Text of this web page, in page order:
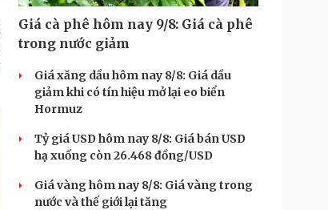
Giá cà phê hôm nay 9/8: Giá cà phê
trong nước giảm
Giá xăng dầu hôm nay 8/8: Giá dầu
giảm khi có tín hiệu mở lại eo biển
Hormuz
Tỷ giá USD hôm nay 8/8: Giá bán USD
hạ xuống còn 26.468 đồng/USD
Giá vàng hôm nay 8/8: Giá vàng trong
nước và thế giới lại tăng